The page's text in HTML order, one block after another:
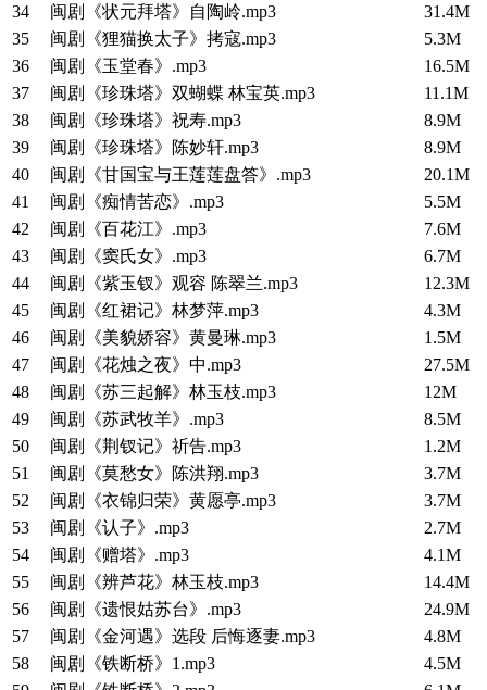
34
闽剧《状元拜塔》自陶岭.mp3
31.4M
35
闽剧《狸猫换太子》拷寇.mp3
5.3M
36
闽剧《玉堂春》.mp3
16.5M
37
闽剧《珍珠塔》双蝴蝶 林宝英.mp3
11.1M
38
闽剧《珍珠塔》祝寿.mp3
8.9M
39
闽剧《珍珠塔》陈妙轩.mp3
8.9M
40
闽剧《甘国宝与王莲莲盘答》.mp3
20.1M
41
闽剧《痴情苦恋》.mp3
5.5M
42
闽剧《百花江》.mp3
7.6M
43
闽剧《窦氏女》.mp3
6.7M
44
闽剧《紫玉钗》观容 陈翠兰.mp3
12.3M
45
闽剧《红裙记》林梦萍.mp3
4.3M
46
闽剧《美貌娇容》黄曼琳.mp3
1.5M
47
闽剧《花烛之夜》中.mp3
27.5M
48
闽剧《苏三起解》林玉枝.mp3
12M
49
闽剧《苏武牧羊》.mp3
8.5M
50
闽剧《荆钗记》祈告.mp3
1.2M
51
闽剧《莫愁女》陈洪翔.mp3
3.7M
52
闽剧《衣锦归荣》黄愿亭.mp3
3.7M
53
闽剧《认子》.mp3
2.7M
54
闽剧《赠塔》.mp3
4.1M
55
闽剧《辨芦花》林玉枝.mp3
14.4M
56
闽剧《遗恨姑苏台》.mp3
24.9M
57
闽剧《金河遇》选段 后悔逐妻.mp3
4.8M
58
闽剧《铁断桥》1.mp3
4.5M